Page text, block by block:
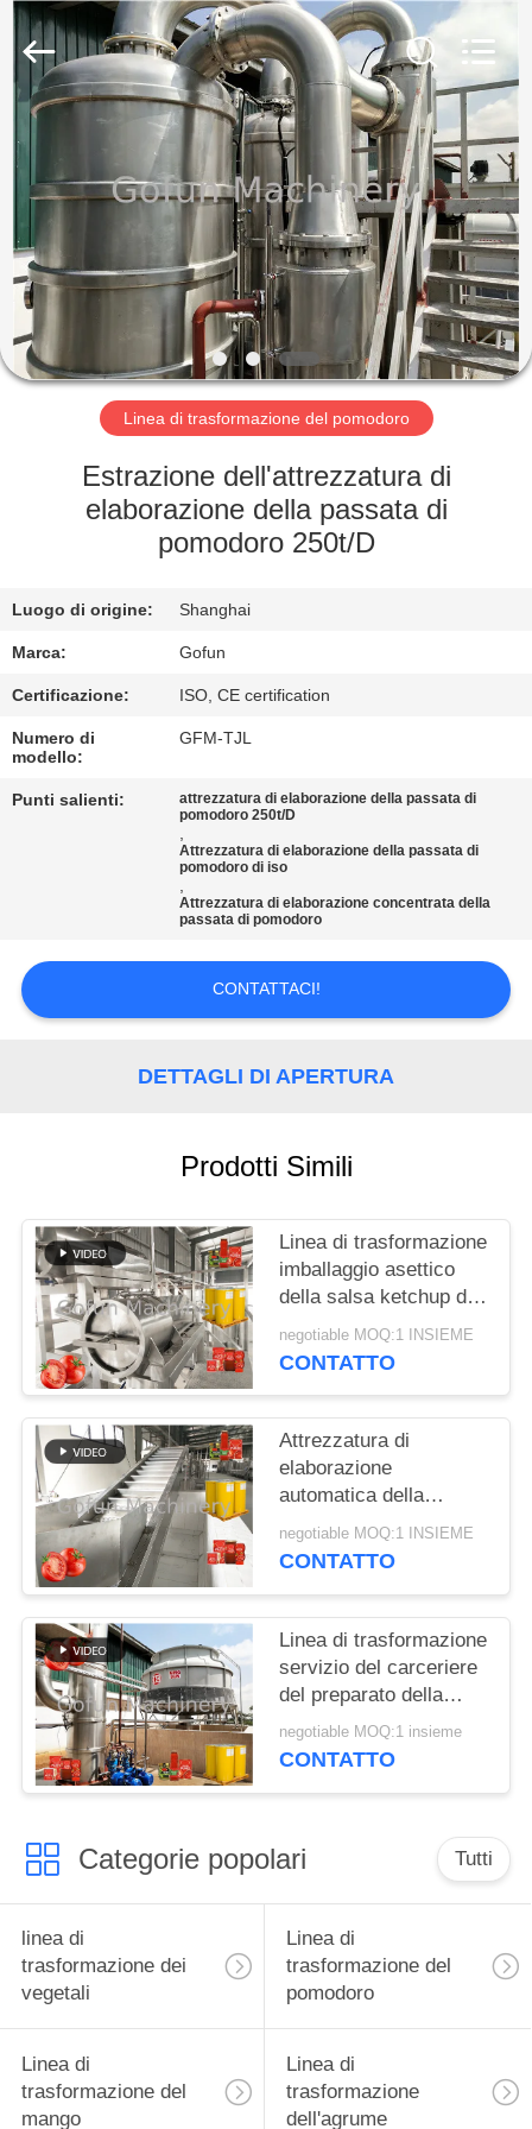
CASA
PRODOTTI
VIDEO
MOSTRA
VR
CIRCA
DELLA
FABBRICA
CONTROLLO
DI
QUALITÀ
CONTATTICI
NOTIZIE
CASI
MAPPA
DEL
SITO
POLITICA
SULLA
PRIVACY
2026
Shanghai
Machinery
Ltd..
Rights
Reserved.
Linea di trasformazione del pomodoro
Estrazione dell'attrezzatura di
elaborazione della passata di
pomodoro 250t/D
Luogo di origine: Shanghai
Marca: Gofun
Certificazione: ISO, CE certification
Numero di
modello:
GFM-TJL
Punti salienti:
attrezzatura di elaborazione della passata di
pomodoro 250t/D
,
Attrezzatura di elaborazione della passata di
pomodoro di iso
,
Attrezzatura di elaborazione concentrata della
passata di pomodoro
CONTATTACI!
DETTAGLI DI APERTURA
Prodotti Simili
Linea di trasformazione
imballaggio asettico
della salsa ketchup di
SS304 500T/D delle
borse
negotiable MOQ:1 INSIEME
CONTATTO
Attrezzatura di
elaborazione
automatica della
passata di pomodoro
della borsa asettica
negotiable MOQ:1 INSIEME
CONTATTO
Linea di trasformazione
servizio del carceriere
del preparato della
salsa ketchup 100T/D
di arresto di SS304 uno
negotiable MOQ:1 insieme
CONTATTO
Categorie popolari Tutti
linea di
trasformazione dei
vegetali
Linea di
trasformazione del
pomodoro
Linea di
trasformazione del
mango
Linea di
trasformazione
dell'agrume